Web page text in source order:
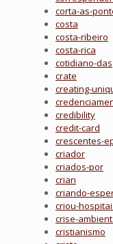
corta-as-
costa
costa-ribeiro
costa-rica
cotidiano-das
crate
creating-
credibility
credit-card
crescentes-
criador
criados-por
crian
criando-
criou-
crise-
cristianismo